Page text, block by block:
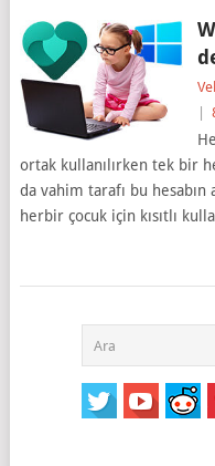
ortak kullanılırken tek bir
da vahim tarafı bu hesabın
herbir çocuk için kısıtlı